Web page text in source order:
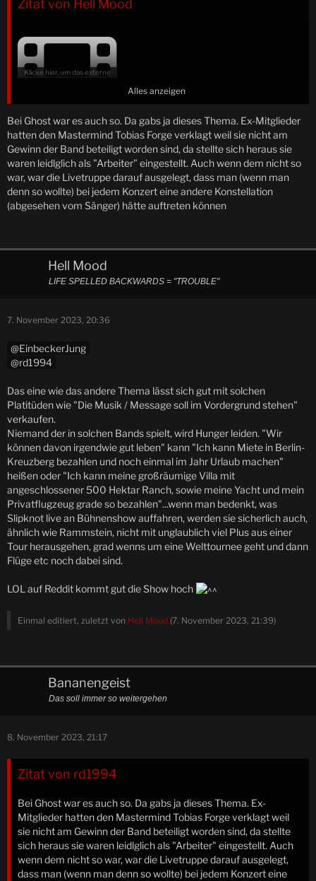
Zitat von Hell Mood
[Externes Medium:https://www.youtube.com/watch?
v=NKYt4aB_dro
]
*Amerika 94!* stimmt, zumal die band für clown UND corey
wohl ein finanzieller selbstbedienungsladen ist. will sagen, alle
naja, gab es nicht sogar auch bands, die darauf ausgelegt
waren, dass man nie wusste, wer da nun genau auf der bühne
stand? mir fällt da grad kein name ein.
Alles anzeigen
Bei Ghost war es auch so. Da gabs ja dieses Thema. Ex-Mitglieder
hatten den Mastermind Tobias Forge verklagt weil sie nicht am
Gewinn der Band beteiligt worden sind, da stellte sich heraus sie
waren leidlglich als "Arbeiter" eingestellt. Auch wenn dem nicht so
war, war die Livetruppe darauf ausgelegt, dass man (wenn man
denn so wollte) bei jedem Konzert eine andere Konstellation
(abgesehen vom Sänger) hätte auftreten können
Hell Mood
LIFE SPELLED BACKWARDS = "TROUBLE"
7. November 2023, 20:36
EinbeckerJung
rd1994
Das eine wie das andere Thema lässt sich gut mit solchen
Platitüden wie "Die Musik / Message soll im Vordergrund stehen"
verkaufen.
Niemand der in solchen Bands spielt, wird Hunger leiden. "Wir
können davon irgendwie gut leben" kann "Ich kann Miete in Berlin-
Kreuzberg bezahlen und noch einmal im Jahr Urlaub machen"
heißen oder "Ich kann meine großräumige Villa mit
angeschlossener 500 Hektar Ranch, sowie meine Yacht und mein
Privatflugzeug grade so bezahlen"...wenn man bedenkt, was
Slipknot live an Bühnenshow auffahren, werden sie sicherlich auch,
ähnlich wie Rammstein, nicht mit unglaublich viel Plus aus einer
Tour herausgehen, grad wenns um eine Welttournee geht und dann
Flüge etc noch dabei sind.
LOL auf Reddit kommt gut die Show hoch
Einmal editiert, zuletzt von Hell Mood (7. November 2023, 21:39)
Bananengeist
Das soll immer so weitergehen
8. November 2023, 21:17
Zitat von rd1994
Bei Ghost war es auch so. Da gabs ja dieses Thema. Ex-
Mitglieder hatten den Mastermind Tobias Forge verklagt weil
sie nicht am Gewinn der Band beteiligt worden sind, da stellte
sich heraus sie waren leidlglich als "Arbeiter" eingestellt. Auch
wenn dem nicht so war, war die Livetruppe darauf ausgelegt,
dass man (wenn man denn so wollte) bei jedem Konzert eine